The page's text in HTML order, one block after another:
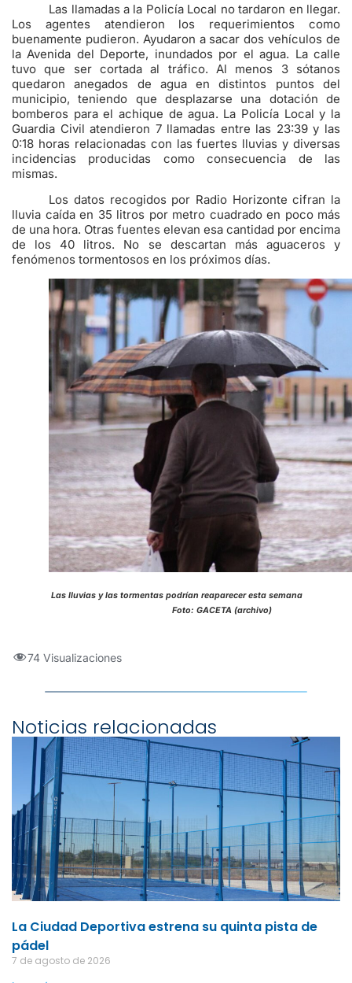
Las llamadas a la Policía Local no tardaron en llegar.
Los agentes atendieron los requerimientos como
buenamente pudieron. Ayudaron a sacar dos vehículos de
la Avenida del Deporte, inundados por el agua. La calle
tuvo que ser cortada al tráfico. Al menos 3 sótanos
quedaron anegados de agua en distintos puntos del
municipio, teniendo que desplazarse una dotación de
bomberos para el achique de agua. La Policía Local y la
Guardia Civil atendieron 7 llamadas entre las 23:39 y las
0:18 horas relacionadas con las fuertes lluvias y diversas
incidencias producidas como consecuencia de las
mismas.
Los datos recogidos por Radio Horizonte cifran la
lluvia caída en 35 litros por metro cuadrado en poco más
de una hora. Otras fuentes elevan esa cantidad por encima
de los 40 litros. No se descartan más aguaceros y
fenómenos tormentosos en los próximos días.
Las lluvias y las tormentas podrían reaparecer esta semana
Foto: GACETA (archivo)
74 Visualizaciones
Noticias relacionadas
La Ciudad Deportiva estrena su quinta pista de
pádel
7 de agosto de 2026